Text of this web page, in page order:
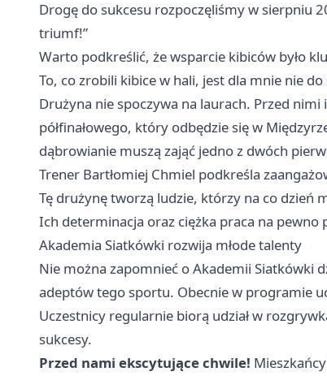
Drogę do sukcesu rozpoczęliśmy w sierpniu
triumf!”
Warto podkreślić, że wsparcie kibiców było
To, co zrobili kibice w hali, jest dla mnie nie do
Drużyna nie spoczywa na laurach. Przed
półfinałowego, który odbędzie się w
dąbrowianie muszą zająć jedno z dwóch
Trener Bartłomiej Chmiel podkreśla
Tę drużynę tworzą ludzie, którzy na co dzień
Ich determinacja oraz ciężka praca na
Akademia Siatkówki rozwija młode talenty
Nie można zapomnieć o Akademii Siatkówki
adeptów tego sportu. Obecnie w programie
Uczestnicy regularnie biorą udział w
sukcesy.
Przed nami ekscytujące chwile!